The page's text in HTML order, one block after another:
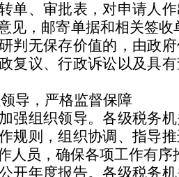
单、审批表，对申请人
见，邮寄单据和相关签
判无保存价值的，由政
复议、行政诉讼以及具
导，严格监督保障
组织领导。各级税务机
规则，组织协调、指导
人员，确保各项工作有序
年度报告。各级税务机